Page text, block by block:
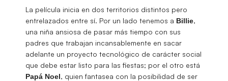
La película inicia en dos territorios distintos pero
entrelazados entre sí. Por un lado tenemos a Billie,
una niña ansiosa de pasar más tiempo con sus
padres que trabajan incansablemente en sacar
adelante un proyecto tecnológico de carácter social
que debe estar listo para las fiestas; por el otro está
Papá Noel, quien fantasea con la posibilidad de ser